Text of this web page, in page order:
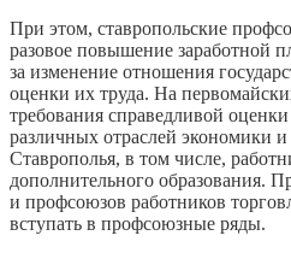
При этом, ставропольские
разовое повышение заработной
за изменение отношения
оценки их труда. На
требования справедливой
различных отраслей экономики
Ставрополья, в том числе,
дополнительного образования.
и профсоюзов работников
вступать в профсоюзные ряды.